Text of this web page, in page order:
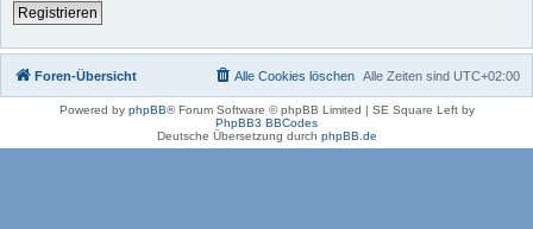
Registrieren
Foren-Übersicht Alle Zeiten sind UTC+02:00
Alle Cookies löschen
Powered by phpBB® Forum Software © phpBB Limited | SE Square Left by
PhpBB3 BBCodes
Deutsche Übersetzung durch phpBB.de